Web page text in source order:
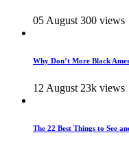
05 August 300 views
Why Don’t More Black
12 August 23k views
The 22 Best Things to See